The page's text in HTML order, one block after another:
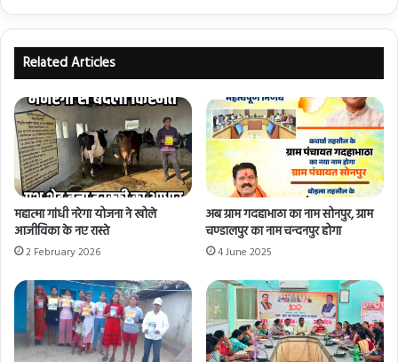
Related Articles
महात्मा गांधी नरेगा योजना ने खोले
आजीविका के नए रास्ते
2 February 2026
अब ग्राम गदहाभाठा का नाम सोनपुर, ग्राम
चण्डालपुर का नाम चन्दनपुर होगा
4 June 2025